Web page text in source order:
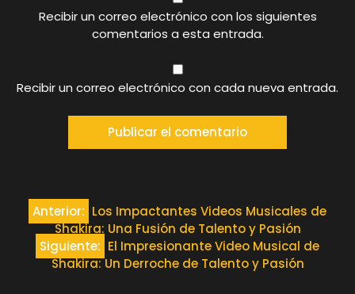
Recibir un correo electrónico con los siguientes
comentarios a esta entrada.
Recibir un correo electrónico con cada nueva entrada.
Navegación
entradas
Anterior: Los Impactantes Videos Musicales de
Shakira: Una Fusión de Talento y Pasión
Siguiente: El Impresionante Video Musical de
Shakira: Un Derroche de Talento y Pasión